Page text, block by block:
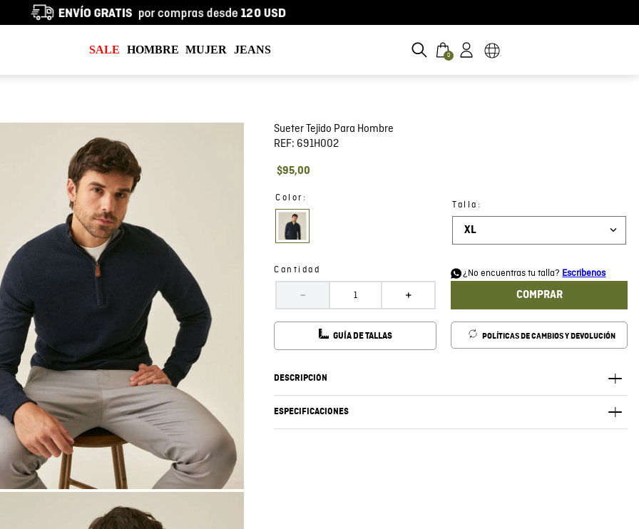
SALE HOMBRE MUJER JEANS 0
Sueter Tejido Para Hombre
REF: 691H002
$95,00
Color :
Talla :
XL
¿No encuentras tu talla? Escribenos
Cantidad
＋
－ COMPRAR
GUÍA DE TALLAS POLÍTICAS DE CAMBIOS Y DEVOLUCIÓN
DESCRIPCIÓN
ESPECIFICACIONES